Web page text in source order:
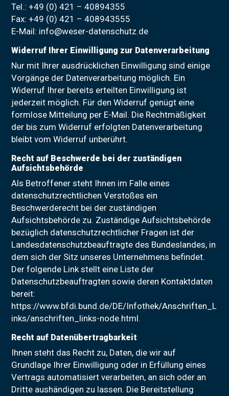
Tel.: +49 (0) 421 – 40894355
Fax: +49 (0) 421 – 408943555
E-Mail: info@weser-datenschutz.de
Widerruf Ihrer Einwilligung zur Datenverarbeitung
Nur mit Ihrer ausdrücklichen Einwilligung sind einige
Vorgänge der Datenverarbeitung möglich. Ein
Widerruf Ihrer bereits erteilten Einwilligung ist
jederzeit möglich. Für den Widerruf genügt eine
formlose Mitteilung per E-Mail. Die Rechtmäßigkeit
der bis zum Widerruf erfolgten Datenverarbeitung
bleibt vom Widerruf unberührt.
Recht auf Beschwerde bei der zuständigen
Aufsichtsbehörde
Als Betroffener steht Ihnen im Falle eines
datenschutzrechtlichen Verstoßes ein
Beschwerderecht bei der zuständigen
Aufsichtsbehörde zu. Zuständige Aufsichtsbehörde
bezüglich datenschutzrechtlicher Fragen ist der
Landesdatenschutzbeauftragte des Bundeslandes, in
dem sich der Sitz unseres Unternehmens befindet.
Der folgende Link stellt eine Liste der
Datenschutzbeauftragten sowie deren Kontaktdaten
bereit:
https://www.bfdi.bund.de/DE/Infothek/Anschriften_L
inks/anschriften_links-node.html.
Recht auf Datenübertragbarkeit
Ihnen steht das Recht zu, Daten, die wir auf
Grundlage Ihrer Einwilligung oder in Erfüllung eines
Vertrags automatisiert verarbeiten, an sich oder an
Dritte aushändigen zu lassen. Die Bereitstellung